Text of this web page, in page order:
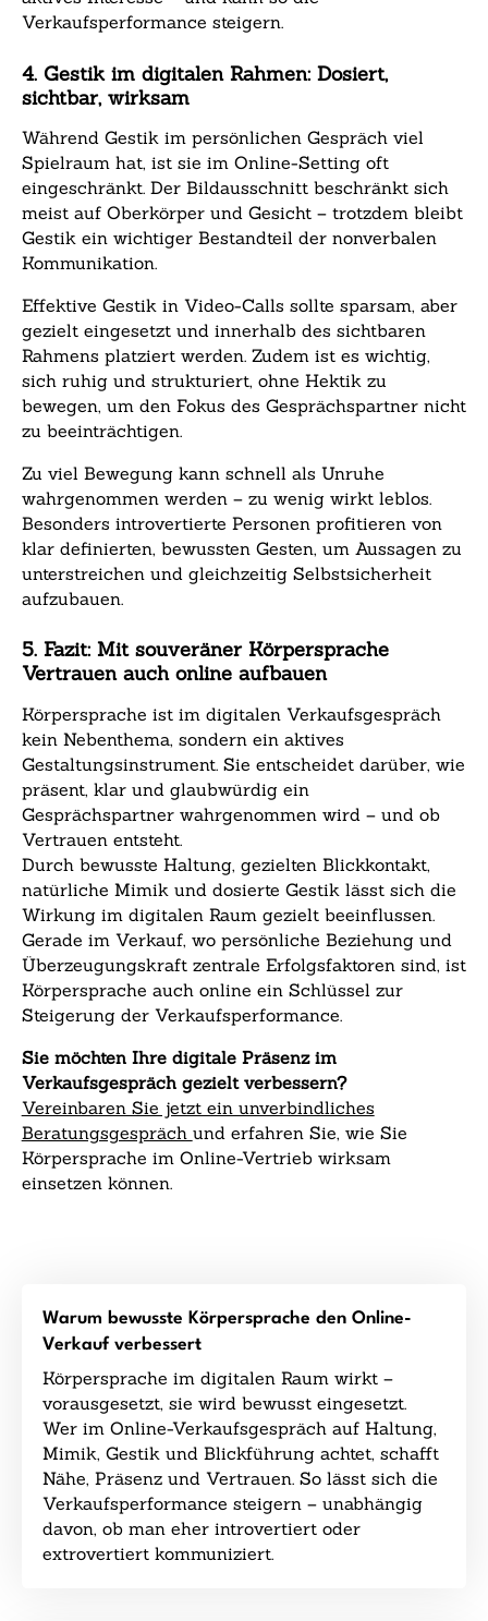
Verkaufsperformance steigern.
4. Gestik im digitalen Rahmen: Dosiert,
sichtbar, wirksam
Während Gestik im persönlichen Gespräch viel
Spielraum hat, ist sie im Online-Setting oft
eingeschränkt. Der Bildausschnitt beschränkt sich
meist auf Oberkörper und Gesicht – trotzdem bleibt
Gestik ein wichtiger Bestandteil der nonverbalen
Kommunikation.
Effektive Gestik in Video-Calls sollte sparsam, aber
gezielt eingesetzt und innerhalb des sichtbaren
Rahmens platziert werden. Zudem ist es wichtig,
sich ruhig und strukturiert, ohne Hektik zu
bewegen, um den Fokus des Gesprächspartner nicht
zu beeinträchtigen.
Zu viel Bewegung kann schnell als Unruhe
wahrgenommen werden – zu wenig wirkt leblos.
Besonders introvertierte Personen profitieren von
klar definierten, bewussten Gesten, um Aussagen zu
unterstreichen und gleichzeitig Selbstsicherheit
aufzubauen.
5. Fazit: Mit souveräner Körpersprache
Vertrauen auch online aufbauen
Körpersprache ist im digitalen Verkaufsgespräch
kein Nebenthema, sondern ein aktives
Gestaltungsinstrument. Sie entscheidet darüber, wie
präsent, klar und glaubwürdig ein
Gesprächspartner wahrgenommen wird – und ob
Vertrauen entsteht.
Durch bewusste Haltung, gezielten Blickkontakt,
natürliche Mimik und dosierte Gestik lässt sich die
Wirkung im digitalen Raum gezielt beeinflussen.
Gerade im Verkauf, wo persönliche Beziehung und
Überzeugungskraft zentrale Erfolgsfaktoren sind, ist
Körpersprache auch online ein Schlüssel zur
Steigerung der Verkaufsperformance.
Sie möchten Ihre digitale Präsenz im
Verkaufsgespräch gezielt verbessern?
Vereinbaren Sie jetzt ein unverbindliches
Beratungsgespräch und erfahren Sie, wie Sie
Körpersprache im Online-Vertrieb wirksam
einsetzen können.
Warum bewusste Körpersprache den Online-
Verkauf verbessert
Körpersprache im digitalen Raum wirkt –
vorausgesetzt, sie wird bewusst eingesetzt.
Wer im Online-Verkaufsgespräch auf Haltung,
Mimik, Gestik und Blickführung achtet, schafft
Nähe, Präsenz und Vertrauen. So lässt sich die
Verkaufsperformance steigern – unabhängig
davon, ob man eher introvertiert oder
extrovertiert kommuniziert.